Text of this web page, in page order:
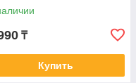
₸
Купить